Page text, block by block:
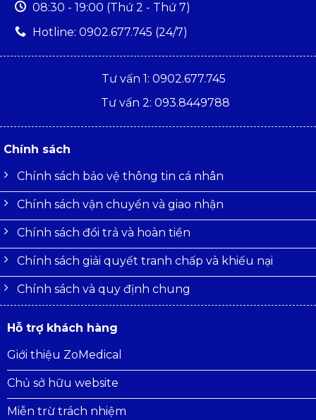
08:30 - 19:00 (Thứ 2 - Thứ 7)
Hotline: 0902.677.745 (24/7)
Tư vấn 1: 0902.677.745
Tư vấn 2: 093.8449788
Chính sách
Chính sách bảo vệ thông tin cá nhân
Chính sách vận chuyển và giao nhận
Chính sách đổi trả và hoàn tiền
Chính sách giải quyết tranh chấp và khiếu nại
Chính sách và quy định chung
Hỗ trợ khách hàng
Giới thiệu ZoMedical
Chủ sở hữu website
Miễn trừ trách nhiệm